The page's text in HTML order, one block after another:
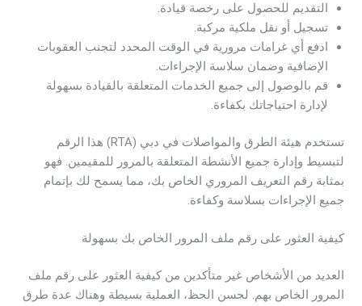
التقديم للحصول على رخصة قيادة.
تسجيل أو نقل ملكية مركبة.
ادفع أي غرامات مرورية في الوقت المحدد لتجنب العقوبات
الإضافية وضمان سلاسة الإجراءات.
قم بالوصول إلى جميع الخدمات المتعلقة بالقيادة بسهولة
لإدارة احتياجاتك بكفاءة.
تستخدم هيئة الطرق والمواصلات في دبي (RTA) هذا الرقم
لتبسيط وإدارة جميع الأنشطة المتعلقة بالمرور للمقيمين. فهو
بمثابة رقم التعريف المروري الخاص بك، مما يسمح لك بإتمام
جميع الإجراءات بسلاسة وكفاءة.
كيفية العثور على رقم ملف المرور الخاص بك بسهولة
العديد من الأشخاص غير متأكدين من كيفية العثور على رقم ملف
المرور الخاص بهم. لحسن الحظ، العملية بسيطة وهناك عدة طرق